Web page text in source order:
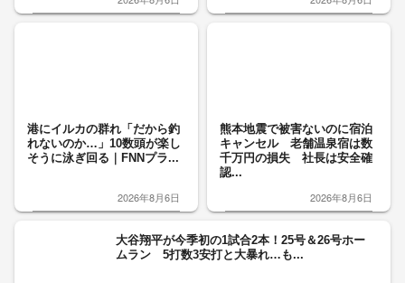
港にイルカの群れ「だから釣
れないのか…」10数頭が楽し
そうに泳ぎ回る｜FNNプラ...
2026年8月6日
熊本地震で被害ないのに宿泊
キャンセル 老舗温泉宿は数
千万円の損失 社長は安全確
認...
2026年8月6日
大谷翔平が今季初の1試合2本！25号＆26号ホー
ムラン 5打数3安打と大暴れ…も...